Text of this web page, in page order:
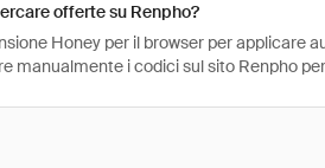
offerte su Renpho?
Honey per il browser per
manualmente i codici sul sito Renpho